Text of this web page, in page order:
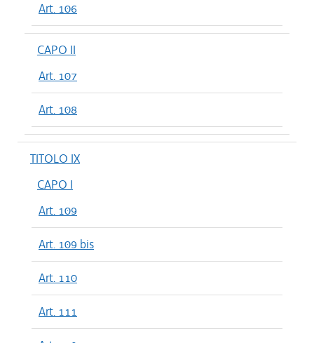
Art. 106
CAPO II
Art. 107
Art. 108
TITOLO IX
CAPO I
Art. 109
Art. 109 bis
Art. 110
Art. 111